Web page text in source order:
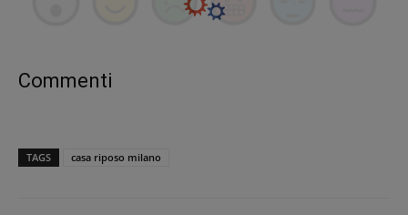
Commenti
TAGS casa riposo milano